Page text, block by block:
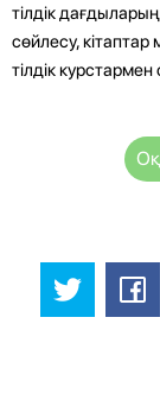
тілдік
сөйлесу, кітаптар
тілдік